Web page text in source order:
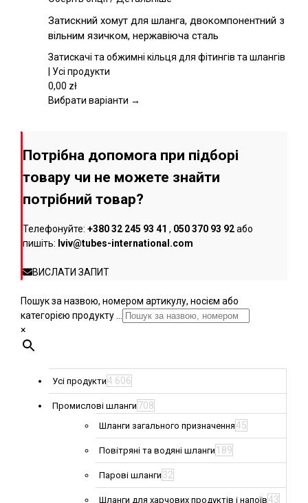
має
кілька
варіантів.
Параметри
вибрати
Затискний хомут для шланга, двокомпонентний з
вільним язичком, нержавіюча сталь
Затискачі та обжимні кільця для фітингів та шлангів
| Усі продукти
0,00 zł
Вибрати варіанти →
Потрібна допомога при підборі
товару чи не можете знайти
потрібний товар?
Телефонуйте: +380 32 245 93 41 , 050 370 93 92або
пишіть: lviv@tubes-international.com
ВИСЛАТИ ЗАПИТ
Пошук за назвою, номером артикулу, носієм або
категорією продукту ...
×
Усі продукти4 606
Промислові шланги 708
Шланги загального призначення45
Повітряні та водяні шланги 189
Парові шланги 32
Шланги для харчових продуктів і напоїв43